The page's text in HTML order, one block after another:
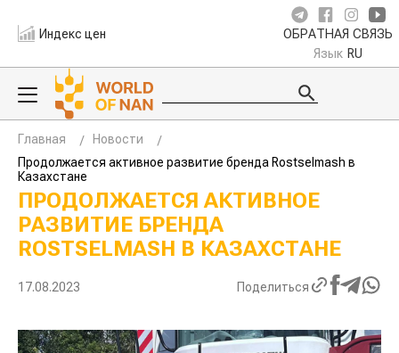
Индекс цен ОБРАТНАЯ СВЯЗЬ
Язык RU
Главная
Новости
Продолжается активное развитие бренда Rostselmash в
Казахстане
ПРОДОЛЖАЕТСЯ АКТИВНОЕ
РАЗВИТИЕ БРЕНДА
ROSTSELMASH В КАЗАХСТАНЕ
17.08.2023 Поделиться